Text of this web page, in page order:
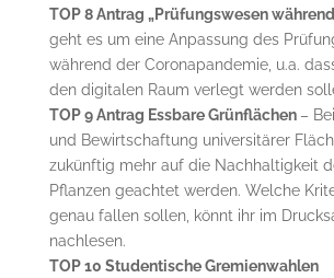
TOP 8 Antrag „Prüfungswesen
geht es um eine Anpassung des
während der Coronapandemie, u.a.
den digitalen Raum verlegt werden
TOP 9 Antrag Essbare Grünflächen –
und Bewirtschaftung universitärer
zukünftig mehr auf die Nachhaltigkeit
Pflanzen geachtet werden. Welche
genau fallen sollen, könnt ihr im
nachlesen.
TOP 10 Studentische Gremienwahlen